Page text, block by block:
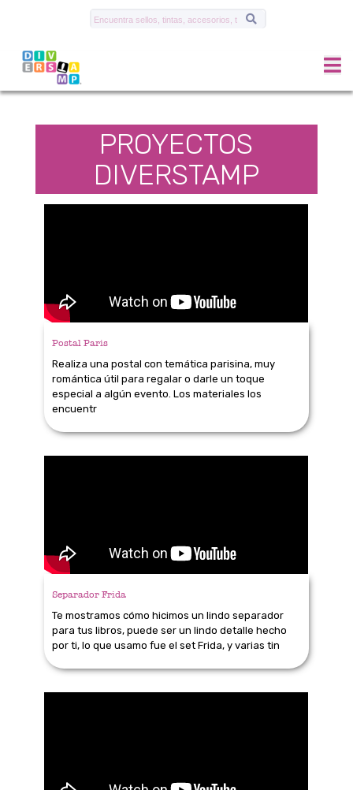
PROYECTOS
DIVERSTAMP
Postal Paris
Realiza una postal con temática parisina, muy
romántica útil para regalar o darle un toque
especial a algún evento. Los materiales los
encuentr
Separador Frida
Te mostramos cómo hicimos un lindo separador
para tus libros, puede ser un lindo detalle hecho
por ti, lo que usamo fue el set Frida, y varias tin